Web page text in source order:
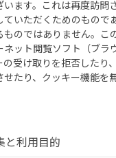
ます。これは再度訪問
ていただくためのもので
ものではありません。こ
ット閲覧ソフト（ブラ
の受け取りを拒否したり
たり、クッキー機能を
と利用目的